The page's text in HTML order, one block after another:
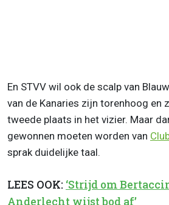
En STVV wil ook de scalp van
van de Kanaries zijn torenhoog en
tweede plaats in het vizier. Maar
gewonnen moeten worden van
sprak duidelijke taal.
LEES OOK: ‘Strijd om
Anderlecht wijst bod af’